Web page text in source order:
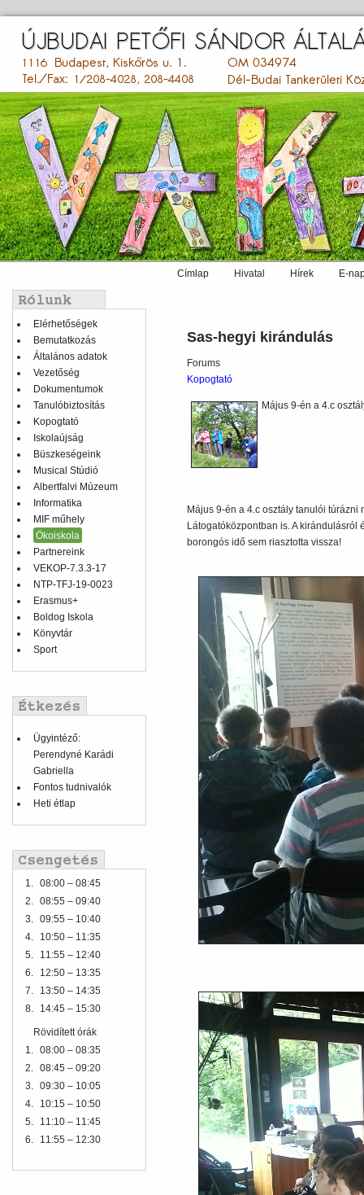
tartalomra
menu
Címlap Hivatal Hírek E-
Balmenü
Elérhetőségek
Bemutatkozás
Általános adatok
Vezetőség
Dokumentumok
Tanulóbiztosítás
Kopogtató
Iskolaújság
Büszkeségeink
Musical Stúdió
Albertfalvi Múzeum
Informatika
MIF műhely
Ökoiskola
Partnereink
VEKOP-7.3.3-17
NTP-TFJ-19-0023
Erasmus+
Boldog Iskola
Könyvtár
Sport
Ügyintéző:
Perendyné Karádi
Gabriella
Fontos tudnivalók
Heti étlap
1. 08:00 – 08:45
2. 08:55 – 09:40
3. 09:55 – 10:40
4.
10:50 – 11:35
5.
11:55 – 12:40
6.
12:50 – 13:35
7.
13:50 – 14:35
8.
14:45 – 15:30
Rövidített órák
1. 08:00 – 08:35
2. 08:45 – 09:20
3. 09:30 – 10:05
4.
10:15 – 10:50
5.
11:10 – 11:45
6.
11:55 – 12:30
Sas-hegyi kirándulás
Forums
Kopogtató
Május 9-én a 4.c
Május 9-én a 4.c osztály tanulói túrázni
Látogatóközpontban is. A
borongós idő sem riasztotta vissza!